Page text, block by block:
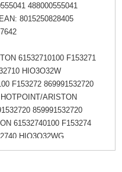
488000555041
8015250828405
61532710100 F153271
HIO3O32W
F153272 869991532720
ARISTON
859991532720
61532740100 F153274
HIO3O32WG
F153274 869991532740